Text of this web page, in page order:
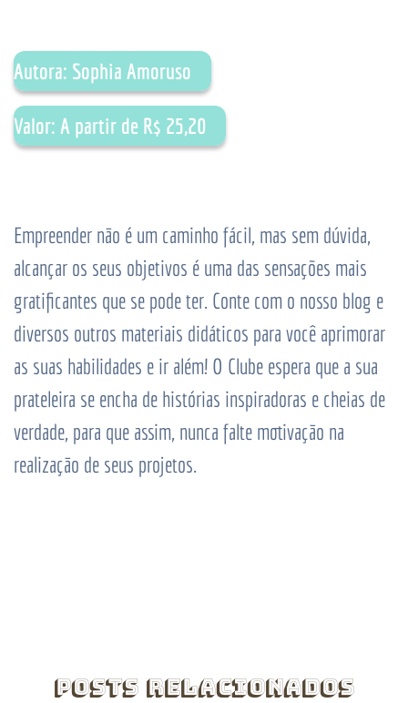
Autora: Sophia Amoruso
Valor: A partir de R$ 25,20
Empreender não é um caminho fácil, mas sem dúvida,
alcançar os seus objetivos é uma das sensações mais
gratificantes que se pode ter. Conte com o nosso blog e
diversos outros materiais didáticos para você aprimorar
as suas habilidades e ir além! O Clube espera que a sua
prateleira se encha de histórias inspiradoras e cheias de
verdade, para que assim, nunca falte motivação na
realização de seus projetos.
Posts Relacionados